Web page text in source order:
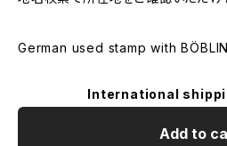
German used stamp with
International
Add to